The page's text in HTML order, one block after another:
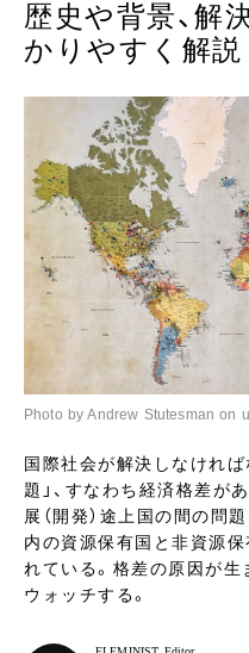
歴史や背景、解
かりやすく解説
Photo by Andrew Stutesman on
国際社会が解決しなければ
題」、すなわち経済格差が
展（開発）途上国の間の問
内の資源保有国と非資源保
れている。格差の原因が生
ウォッチする。